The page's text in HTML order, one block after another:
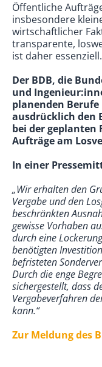
Öffentliche
insbesondere
wirtschaftlicher
transparente,
ist daher essenziell.
Der BDB, die
und
planenden
ausdrücklich den
bei der geplanten
Aufträge am
In einer
„Wir erhalten den
Vergabe und den
beschränkten
gewisse Vorhaben
durch eine
benötigten
befristeten
Durch die enge
sichergestellt, dass
Vergabeverfahren
kann.“
Zur Meldung des